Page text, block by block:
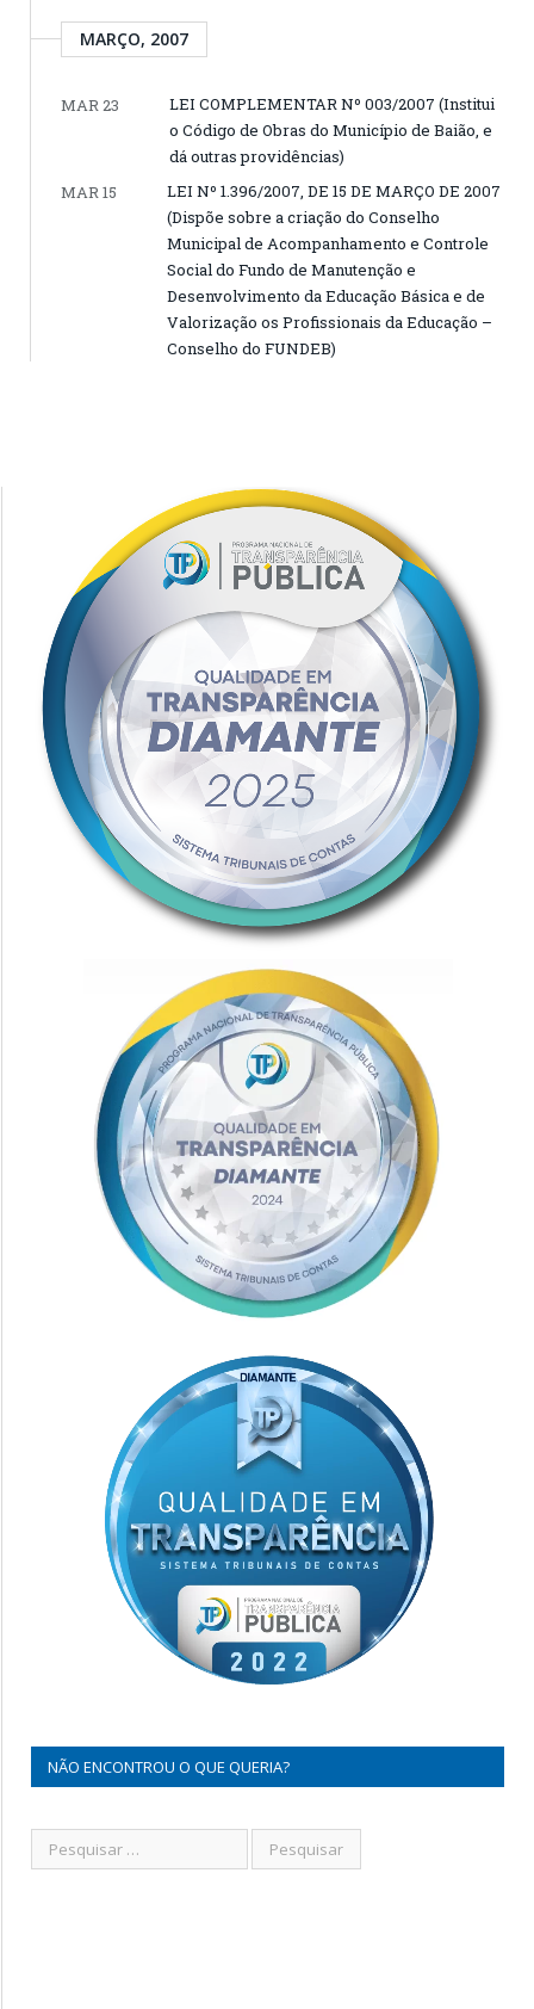
MARÇO, 2007
MAR 23
LEI COMPLEMENTAR Nº 003/2007 (Institui
o Código de Obras do Município de Baião, e
dá outras providências)
MAR 15
LEI Nº 1.396/2007, DE 15 DE MARÇO DE 2007
(Dispõe sobre a criação do Conselho
Municipal de Acompanhamento e Controle
Social do Fundo de Manutenção e
Desenvolvimento da Educação Básica e de
Valorização os Profissionais da Educação –
Conselho do FUNDEB)
NÃO ENCONTROU O QUE QUERIA?